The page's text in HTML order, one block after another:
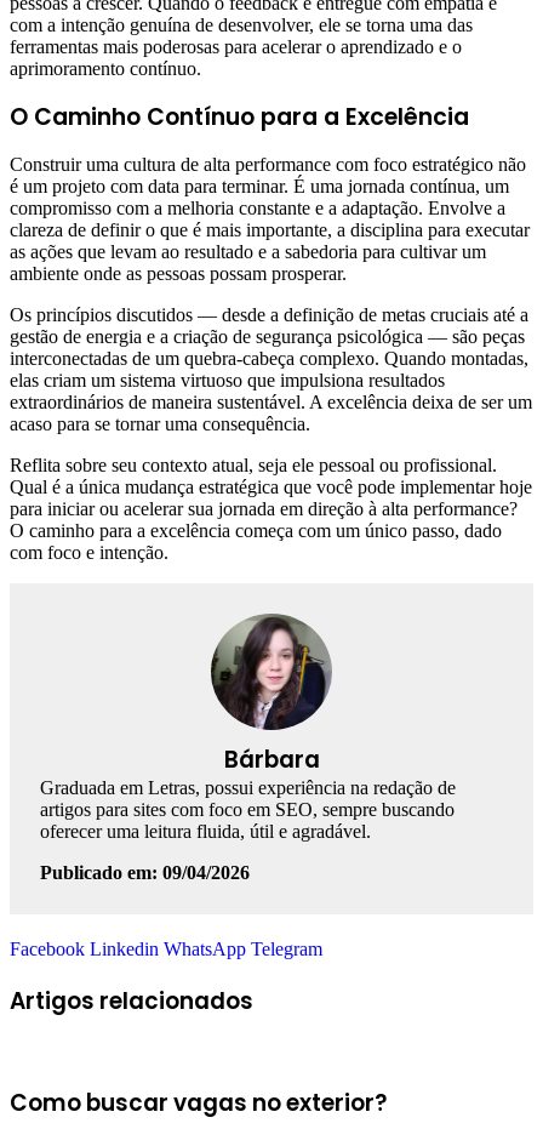
com a intenção genuína de desenvolver, ele se torna uma das
ferramentas mais poderosas para acelerar o aprendizado e o
aprimoramento contínuo.
O Caminho Contínuo para a Excelência
Construir uma cultura de alta performance com foco estratégico não
é um projeto com data para terminar. É uma jornada contínua, um
compromisso com a melhoria constante e a adaptação. Envolve a
clareza de definir o que é mais importante, a disciplina para executar
as ações que levam ao resultado e a sabedoria para cultivar um
ambiente onde as pessoas possam prosperar.
Os princípios discutidos — desde a definição de metas cruciais até a
gestão de energia e a criação de segurança psicológica — são peças
interconectadas de um quebra-cabeça complexo. Quando montadas,
elas criam um sistema virtuoso que impulsiona resultados
extraordinários de maneira sustentável. A excelência deixa de ser um
acaso para se tornar uma consequência.
Reflita sobre seu contexto atual, seja ele pessoal ou profissional.
Qual é a única mudança estratégica que você pode implementar hoje
para iniciar ou acelerar sua jornada em direção à alta performance?
O caminho para a excelência começa com um único passo, dado
com foco e intenção.
Bárbara
Graduada em Letras, possui experiência na redação de
artigos para sites com foco em SEO, sempre buscando
oferecer uma leitura fluida, útil e agradável.
Publicado em: 09/04/2026
Facebook Linkedin WhatsApp Telegram
Artigos relacionados
Como buscar vagas no exterior?